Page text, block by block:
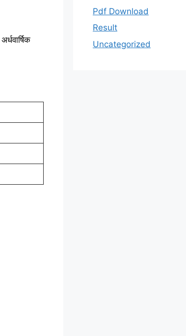
अर्धवार्षिक
Pdf Download
Result
Uncategorized